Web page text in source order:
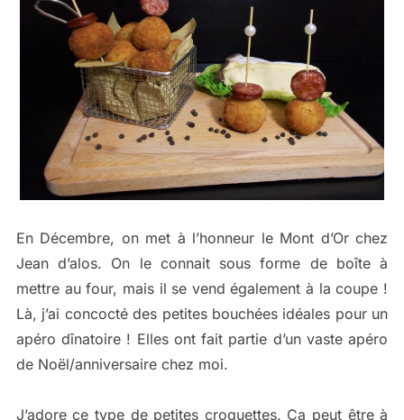
En Décembre, on met à l’honneur le Mont d’Or chez
Jean d’alos. On le connait sous forme de boîte à
mettre au four, mais il se vend également à la coupe !
Là, j’ai concocté des petites bouchées idéales pour un
apéro dînatoire ! Elles ont fait partie d’un vaste apéro
de Noël/anniversaire chez moi.
J’adore ce type de petites croquettes. Ca peut être à